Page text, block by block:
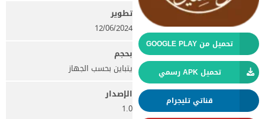
تحميل من GOOGLE PLAY
تحميل APK رسمي
قناتي تليجرام
تطوير
12/06/2024
بحجم
يتباين بحسب الجهاز
الإصدار
1.0